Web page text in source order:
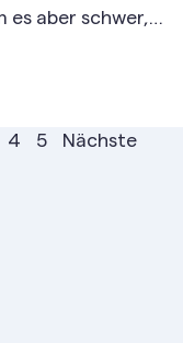
es aber schwer,
nur
4 5 Nächste